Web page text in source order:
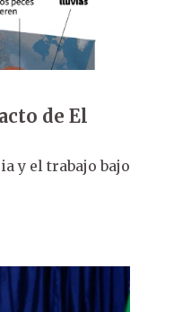
de El
y el trabajo bajo